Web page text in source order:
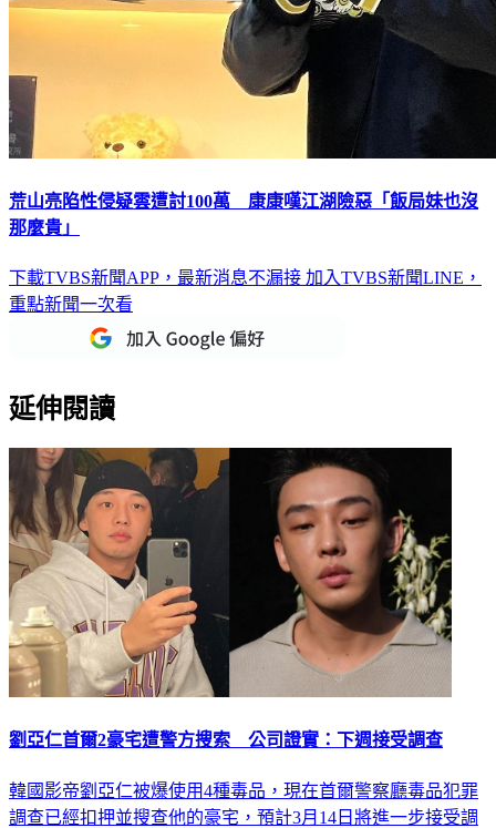
荒山亮陷性侵疑雲遭討100萬 康康嘆江湖險惡「飯局妹也沒
那麼貴」
下載TVBS新聞APP，最新消息不漏接 加入TVBS新聞LINE，
重點新聞一次看
延伸閱讀
劉亞仁首爾2豪宅遭警方搜索 公司證實：下週接受調查
韓國影帝劉亞仁被爆使用4種毒品，現在首爾警察廳毒品犯罪
調查已經扣押並搜查他的豪宅，預計3月14日將進一步接受調